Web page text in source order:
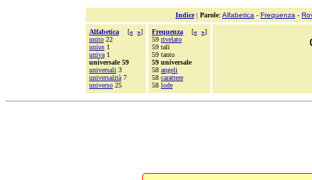
Indice| Parole: Alfabetica - Frequenza -
Alfabetica [« »]
unito 22
unius 1
univa 1
universale 59
universali 3
universalità 7
universo 25
Frequenza [« »]
59 rivelato
59 tali
59 tanto
59 universale
58 angeli
58 carattere
58 lode